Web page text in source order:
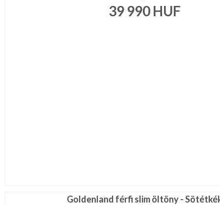
39 990 HUF
Goldenland férfi slim öltöny -